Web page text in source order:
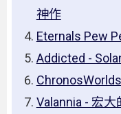
神作
Eternals Pew
Addicted -
Valannia - 宏